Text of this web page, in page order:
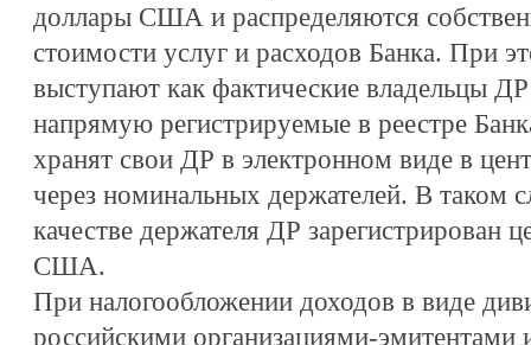
доллары США и распределяются
стоимости услуг и расходов Банка. При
выступают как фактические владельцы
напрямую регистрируемые в реестре
хранят свои ДР в электронном виде в
через номинальных держателей. В таком
качестве держателя ДР зарегистрирован
США.
При налогообложении доходов в виде
российскими организациями-эмитентами